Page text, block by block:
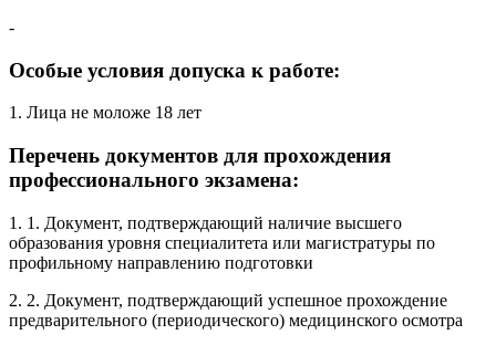
-
Особые условия допуска к работе:
1. Лица не моложе 18 лет
Перечень документов для прохождения
профессионального экзамена:
1. 1. Документ, подтверждающий наличие высшего
образования уровня специалитета или магистратуры по
профильному направлению подготовки
2. 2. Документ, подтверждающий успешное прохождение
предварительного (периодического) медицинского осмотра